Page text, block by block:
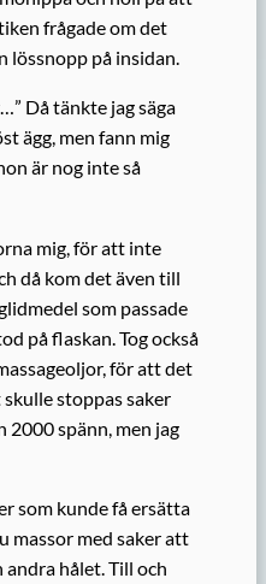
frågade om det
lössnopp på insidan.
Då tänkte jag säga
ägg, men fann mig
är nog inte så
mig, för att inte
då kom det även till
som passade
på flaskan. Tog också
för att det
stoppas saker
2000 spänn, men jag
som kunde få ersätta
massor med saker att
andra hålet. Till och